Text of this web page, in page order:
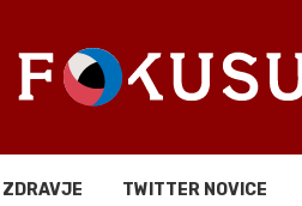
ZDRAVJE TWITTER NOVICE